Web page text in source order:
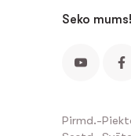
Seko mums!
Pirmd.-